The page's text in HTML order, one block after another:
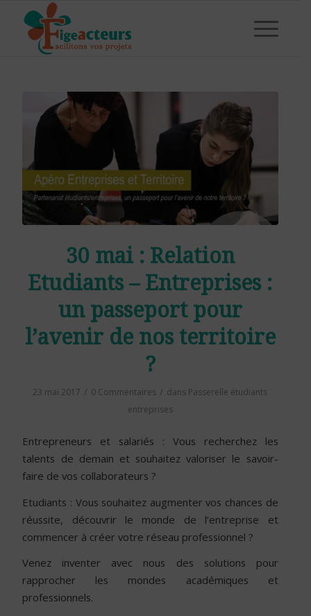
30 mai : Relation
Etudiants – Entreprises :
un passeport pour
l’avenir de nos territoire
?
23 mai 2017 / 0 Commentaires / dans Passerelle étudiants
entreprises
Entrepreneurs et salariés : Vous recherchez les
talents de demain et souhaitez valoriser le savoir-
faire de vos collaborateurs ?
Etudiants : Vous souhaitez augmenter vos chances de
réussite, découvrir le monde de l’entreprise et
commencer à créer votre réseau professionnel ?
Venez inventer avec nous des solutions pour
rapprocher les mondes académiques et
professionnels.